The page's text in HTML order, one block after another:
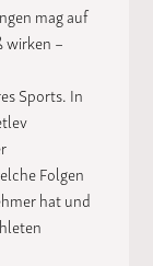
mag auf
wirken –
Sports. In
Folgen
hat und